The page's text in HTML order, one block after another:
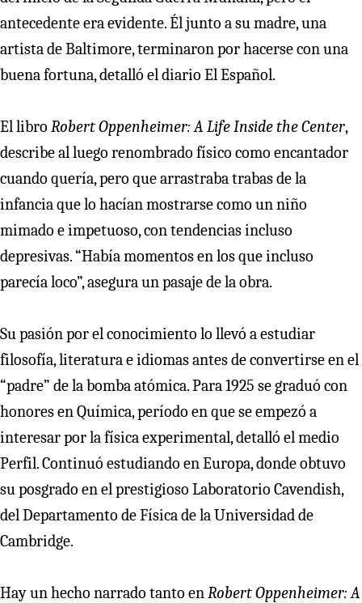
antecedente era evidente. Él junto a su madre, una
artista de Baltimore, terminaron por hacerse con una
buena fortuna, detalló el diario El Español.
El libro Robert Oppenheimer: A Life Inside the Center,
describe al luego renombrado físico como encantador
cuando quería, pero que arrastraba trabas de la
infancia que lo hacían mostrarse como un niño
mimado e impetuoso, con tendencias incluso
depresivas. “Había momentos en los que incluso
parecía loco”, asegura un pasaje de la obra.
Su pasión por el conocimiento lo llevó a estudiar
filosofía, literatura e idiomas antes de convertirse en el
“padre” de la bomba atómica. Para 1925 se graduó con
honores en Química, período en que se empezó a
interesar por la física experimental, detalló el medio
Perfil. Continuó estudiando en Europa, donde obtuvo
su posgrado en el prestigioso Laboratorio Cavendish,
del Departamento de Física de la Universidad de
Cambridge.
Hay un hecho narrado tanto enRobert Oppenheimer: A